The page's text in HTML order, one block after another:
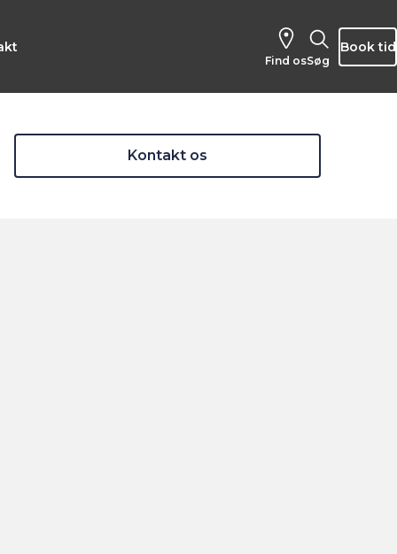
Find os Søg
Book tid
Kontakt os